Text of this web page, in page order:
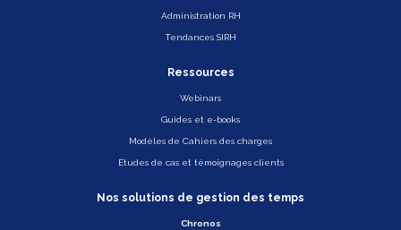
Administration RH
Tendances SIRH
Ressources
Webinars
Guides et e-books
Modèles de Cahiers des charges
Études de cas et témoignages clients
Nos solutions de gestion des temps
Chronos